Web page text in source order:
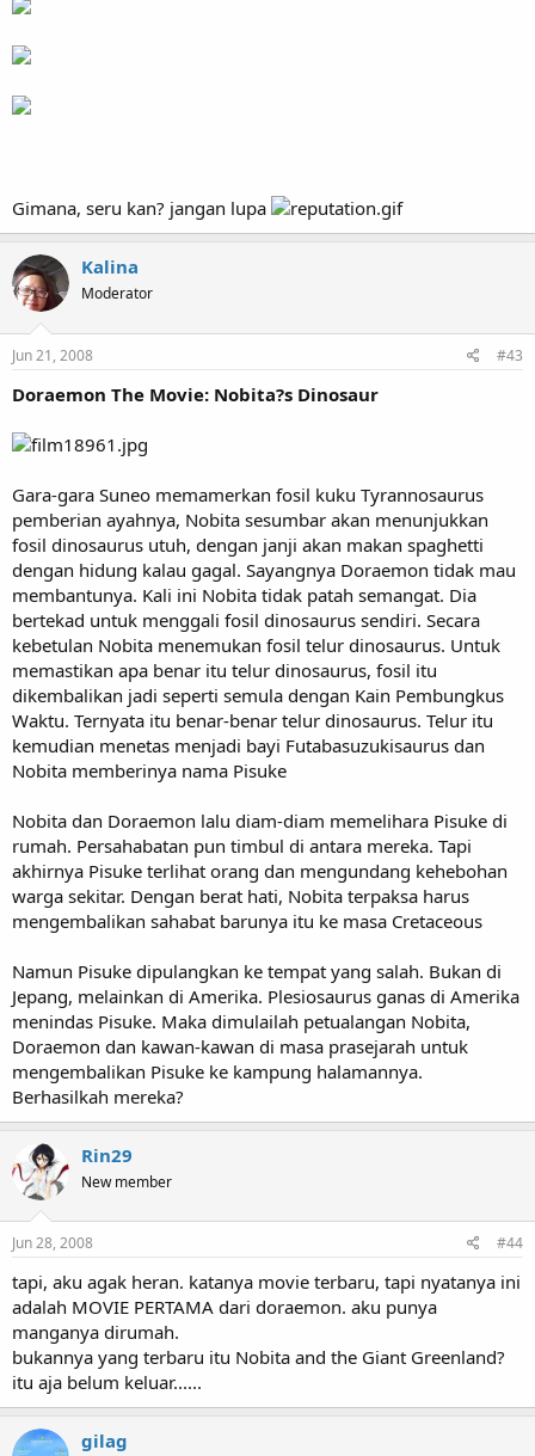
Gimana, seru kan? jangan lupa
Kalina
Moderator
Jun 21, 2008 #43
Doraemon The Movie: Nobita?s Dinosaur
Gara-gara Suneo memamerkan fosil kuku Tyrannosaurus
pemberian ayahnya, Nobita sesumbar akan menunjukkan
fosil dinosaurus utuh, dengan janji akan makan spaghetti
dengan hidung kalau gagal. Sayangnya Doraemon tidak mau
membantunya. Kali ini Nobita tidak patah semangat. Dia
bertekad untuk menggali fosil dinosaurus sendiri. Secara
kebetulan Nobita menemukan fosil telur dinosaurus. Untuk
memastikan apa benar itu telur dinosaurus, fosil itu
dikembalikan jadi seperti semula dengan Kain Pembungkus
Waktu. Ternyata itu benar-benar telur dinosaurus. Telur itu
kemudian menetas menjadi bayi Futabasuzukisaurus dan
Nobita memberinya nama Pisuke
Nobita dan Doraemon lalu diam-diam memelihara Pisuke di
rumah. Persahabatan pun timbul di antara mereka. Tapi
akhirnya Pisuke terlihat orang dan mengundang kehebohan
warga sekitar. Dengan berat hati, Nobita terpaksa harus
mengembalikan sahabat barunya itu ke masa Cretaceous
Namun Pisuke dipulangkan ke tempat yang salah. Bukan di
Jepang, melainkan di Amerika. Plesiosaurus ganas di Amerika
menindas Pisuke. Maka dimulailah petualangan Nobita,
Doraemon dan kawan-kawan di masa prasejarah untuk
mengembalikan Pisuke ke kampung halamannya.
Berhasilkah mereka?
Rin29
New member
Jun 28, 2008 #44
tapi, aku agak heran. katanya movie terbaru, tapi nyatanya ini
adalah MOVIE PERTAMA dari doraemon. aku punya
manganya dirumah.
bukannya yang terbaru itu Nobita and the Giant Greenland?
itu aja belum keluar......
gilag